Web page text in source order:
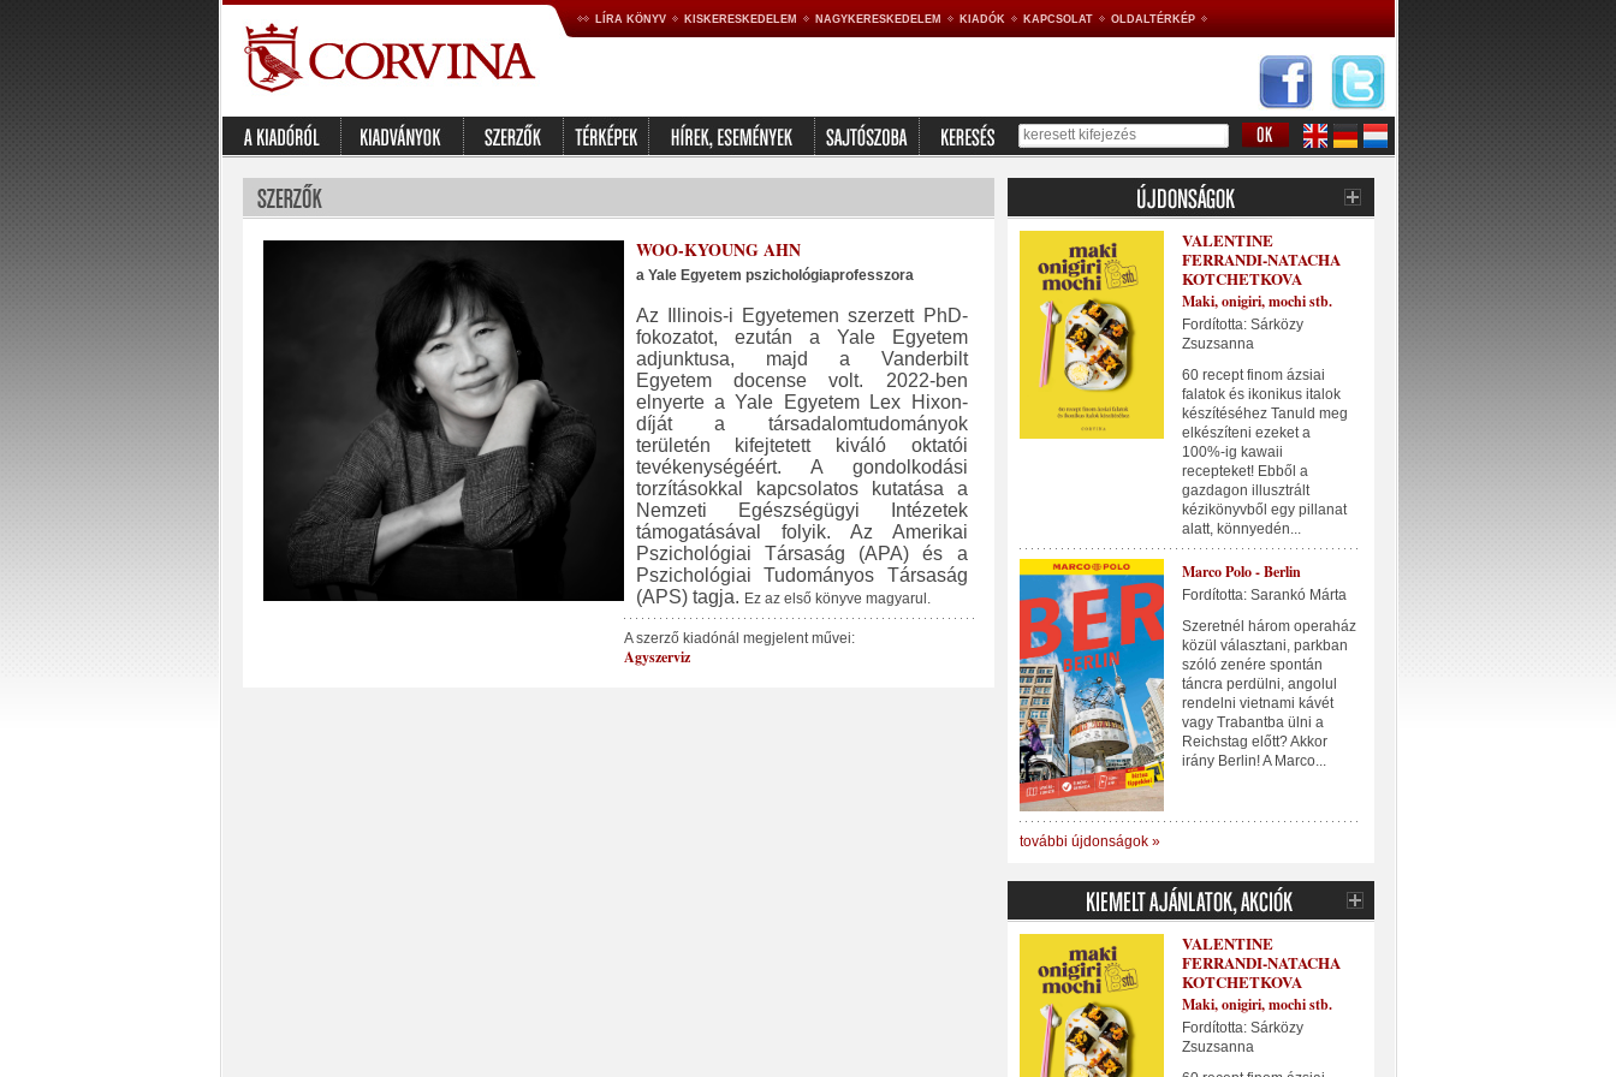
LÍRA KÖNYV KISKERESKEDELEM NAGYKERESKEDELEM KIADÓK KAPCSOLAT OLDALTÉRKÉP
WOO-KYOUNG AHN
a Yale Egyetem pszichológiaprofesszora
Az Illinois-i Egyetemen szerzett PhD-
fokozatot, ezután a Yale Egyetem
adjunktusa, majd a Vanderbilt
Egyetem docense volt. 2022-ben
elnyerte a Yale Egyetem Lex Hixon-
díját a társadalomtudományok
területén kifejtetett kiváló oktatói
tevékenységéért. A gondolkodási
torzításokkal kapcsolatos kutatása a
Nemzeti Egészségügyi Intézetek
támogatásával folyik. Az Amerikai
Pszichológiai Társaság (APA) és a
Pszichológiai Tudományos Társaság
(APS) tagja. Ez az első könyve magyarul.
A szerző kiadónál megjelent művei:
Agyszerviz
VALENTINE
FERRANDI-NATACHA
KOTCHETKOVA
Maki, onigiri, mochi stb.
Fordította: Sárközy
Zsuzsanna
60 recept finom ázsiai
falatok és ikonikus italok
készítéséhez Tanuld meg
elkészíteni ezeket a
100%-ig kawaii
recepteket! Ebből a
gazdagon illusztrált
kézikönyvből egy pillanat
alatt, könnyedén...
Marco Polo - Berlin
Fordította: Sarankó Márta
Szeretnél három operaház
közül választani, parkban
szóló zenére spontán
táncra perdülni, angolul
rendelni vietnami kávét
vagy Trabantba ülni a
Reichstag előtt? Akkor
irány Berlin! A Marco...
további újdonságok »
VALENTINE
FERRANDI-NATACHA
KOTCHETKOVA
Maki, onigiri, mochi stb.
Fordította: Sárközy
Zsuzsanna